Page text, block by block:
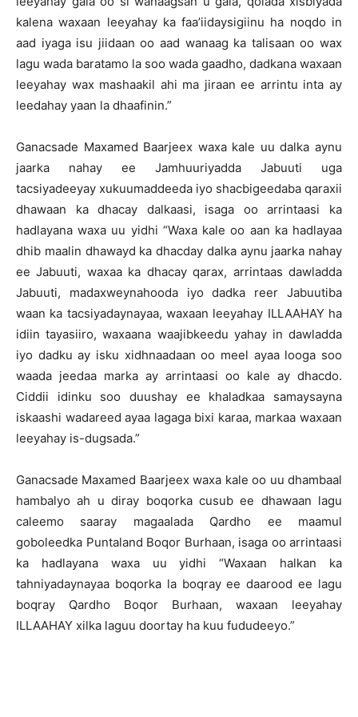
kalena waxaan leeyahay ka faa’iidaysigiinu ha noqdo in
aad iyaga isu jiidaan oo aad wanaag ka talisaan oo wax
lagu wada baratamo la soo wada gaadho, dadkana waxaan
leeyahay wax mashaakil ahi ma jiraan ee arrintu inta ay
leedahay yaan la dhaafinin.”
Ganacsade Maxamed Baarjeex waxa kale uu dalka aynu
jaarka nahay ee Jamhuuriyadda Jabuuti uga
tacsiyadeeyay xukuumaddeeda iyo shacbigeedaba qaraxii
dhawaan ka dhacay dalkaasi, isaga oo arrintaasi ka
hadlayana waxa uu yidhi “Waxa kale oo aan ka hadlayaa
dhib maalin dhawayd ka dhacday dalka aynu jaarka nahay
ee Jabuuti, waxaa ka dhacay qarax, arrintaas dawladda
Jabuuti, madaxweynahooda iyo dadka reer Jabuutiba
waan ka tacsiyadaynayaa, waxaan leeyahay ILLAAHAY ha
idiin tayasiiro, waxaana waajibkeedu yahay in dawladda
iyo dadku ay isku xidhnaadaan oo meel ayaa looga soo
waada jeedaa marka ay arrintaasi oo kale ay dhacdo.
Ciddii idinku soo duushay ee khaladkaa samaysayna
iskaashi wadareed ayaa lagaga bixi karaa, markaa waxaan
leeyahay is-dugsada.”
Ganacsade Maxamed Baarjeex waxa kale oo uu dhambaal
hambalyo ah u diray boqorka cusub ee dhawaan lagu
caleemo saaray magaalada Qardho ee maamul
goboleedka Puntaland Boqor Burhaan, isaga oo arrintaasi
ka hadlayana waxa uu yidhi “Waxaan halkan ka
tahniyadaynayaa boqorka la boqray ee daarood ee lagu
boqray Qardho Boqor Burhaan, waxaan leeyahay
ILLAAHAY xilka laguu doortay ha kuu fududeeyo.”